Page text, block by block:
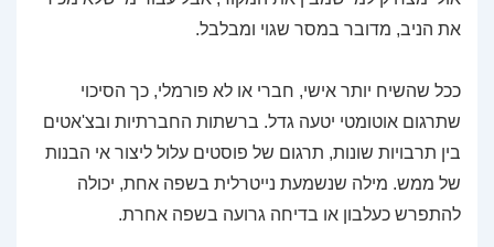
את הניב, מדובר במסר שגוי ומבלבל.
ככל שהשיח יותר אישי, חברי או לא פורמלי, כך הסיכוי
שתרגום אוטומטי יטעה גדל. ברשתות החברתיות ובצ'אטים
בין תרבויות שונות, תרגום של פוסטים עלול ליצור אי הבנות
של ממש. מילה שנשמעת נייטרלית בשפה אחת, יכולה
להתפרש כעלבון או בדיחה גרועה בשפה אחרת.